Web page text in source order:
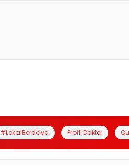
#LokalBerdaya Profil Dokter